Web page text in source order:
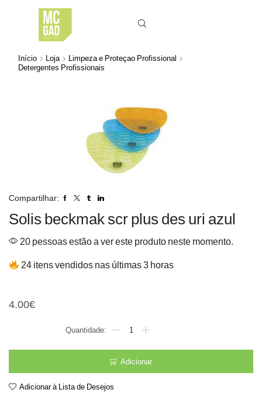
Início Loja
Limpeza e Proteçao Profissional
Detergentes Profissionais
Compartilhar:
Solis beckmak scr plus des uri azul
20 pessoas estão a ver este produto neste momento.
24 itens vendidos nas últimas 3 horas
4.00€
scr
plus
des
Adicionar
Adicionar à Lista de Desejos